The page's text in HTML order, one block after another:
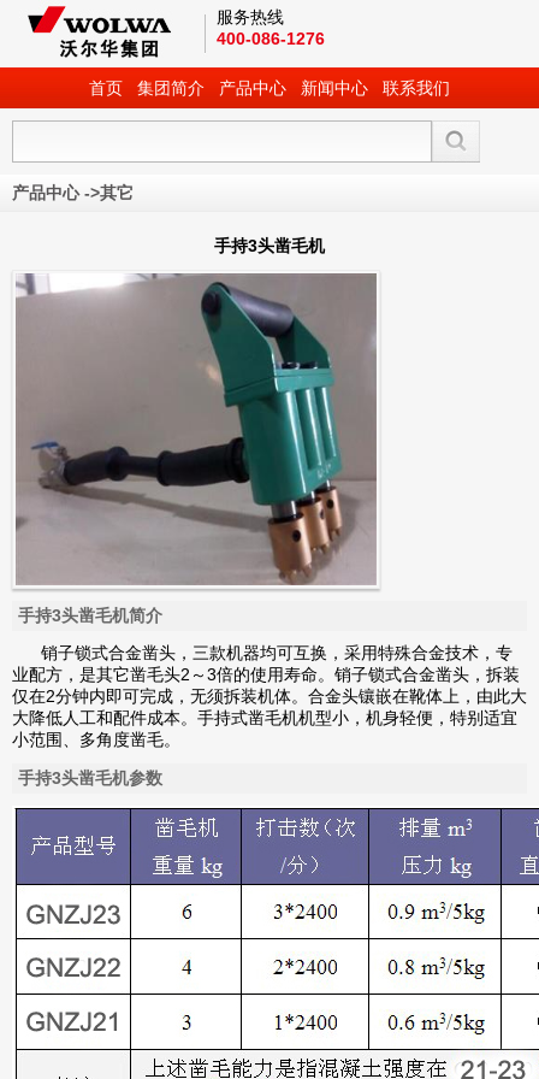
服务热线
400-086-1276
首页 集团简介 产品中心 新闻中心 联系我们
产品中心->其它
手持3头凿毛机
手持3头凿毛机简介
销子锁式合金凿头，三款机器均可互换，采用特殊合金技术，专
业配方，是其它凿毛头2～3倍的使用寿命。销子锁式合金凿头，拆装
仅在2分钟内即可完成，无须拆装机体。合金头镶嵌在靴体上，由此大
大降低人工和配件成本。手持式凿毛机机型小，机身轻便，特别适宜
小范围、多角度凿毛。
手持3头凿毛机参数